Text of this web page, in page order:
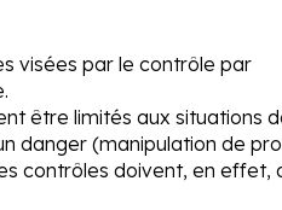
visées par le contrôle par
être limités aux situations
danger (manipulation de
contrôles doivent, en effet,